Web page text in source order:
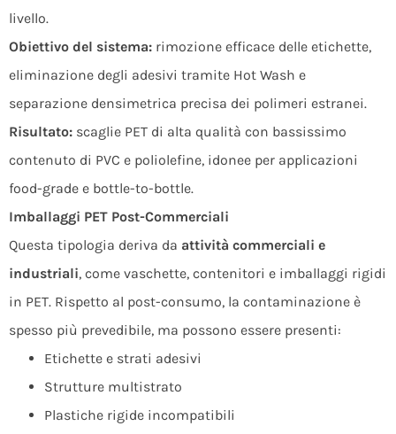
livello.
Obiettivo del sistema: rimozione efficace delle etichette,
eliminazione degli adesivi tramite Hot Wash e
separazione densimetrica precisa dei polimeri estranei.
Risultato: scaglie PET di alta qualità con bassissimo
contenuto di PVC e poliolefine, idonee per applicazioni
food-grade e bottle-to-bottle.
Imballaggi PET Post-Commerciali
Questa tipologia deriva da attività commerciali e
industriali, come vaschette, contenitori e imballaggi rigidi
in PET. Rispetto al post-consumo, la contaminazione è
spesso più prevedibile, ma possono essere presenti:
Etichette e strati adesivi
Strutture multistrato
Plastiche rigide incompatibili